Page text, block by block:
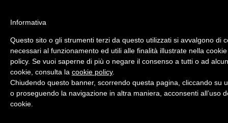
Home
Nuovo? Inizia qui
Risorse gratuite
Il manuale anti confusione
Informativa
Questo sito o gli strumenti terzi da questo utilizzati si avvalgono di
necessari al funzionamento ed utili alle finalità illustrate nella cookie
policy. Se vuoi saperne di più o negare il consenso a tutti o ad
cookie, consulta la cookie policy.
Chiudendo questo banner, scorrendo questa pagina, cliccando su
o proseguendo la navigazione in altra maniera, acconsenti all’uso
cookie.